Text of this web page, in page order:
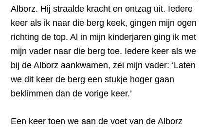
Alborz. Hij straalde kracht en ontzag uit. Iedere
keer als ik naar die berg keek, gingen mijn ogen
richting de top. Al in mijn kinderjaren ging ik met
mijn vader naar die berg toe. Iedere keer als we
bij de Alborz aankwamen, zei mijn vader: ‘Laten
we dit keer de berg een stukje hoger gaan
beklimmen dan de vorige keer.’
Een keer toen we aan de voet van de Alborz